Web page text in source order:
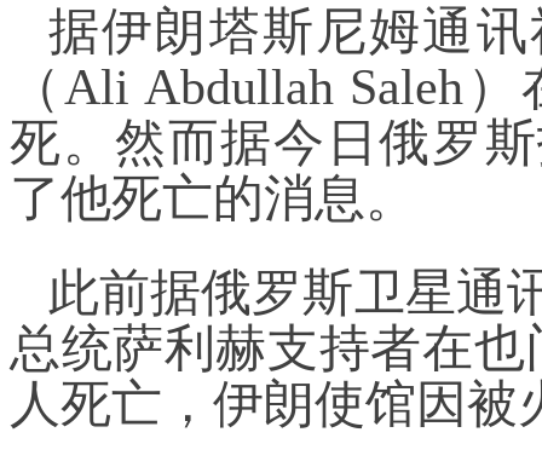
据伊朗塔斯尼姆通
（Ali Abdullah Saleh
死。然而据今日俄罗
了他死亡的消息。
此前据俄罗斯卫星通
总统萨利赫支持者在
人死亡，伊朗使馆因